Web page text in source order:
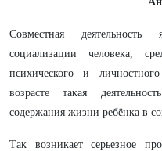
Совместная деятельность
социализации человека,
психического и
возрасте такая
содержания жизни ребёнка в
Так возникает серьезное